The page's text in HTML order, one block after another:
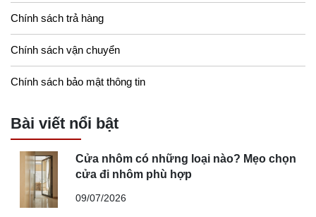
Chính sách trả hàng
Chính sách vận chuyển
Chính sách bảo mật thông tin
Bài viết nổi bật
Cửa nhôm có những loại nào? Mẹo chọn
cửa đi nhôm phù hợp
09/07/2026